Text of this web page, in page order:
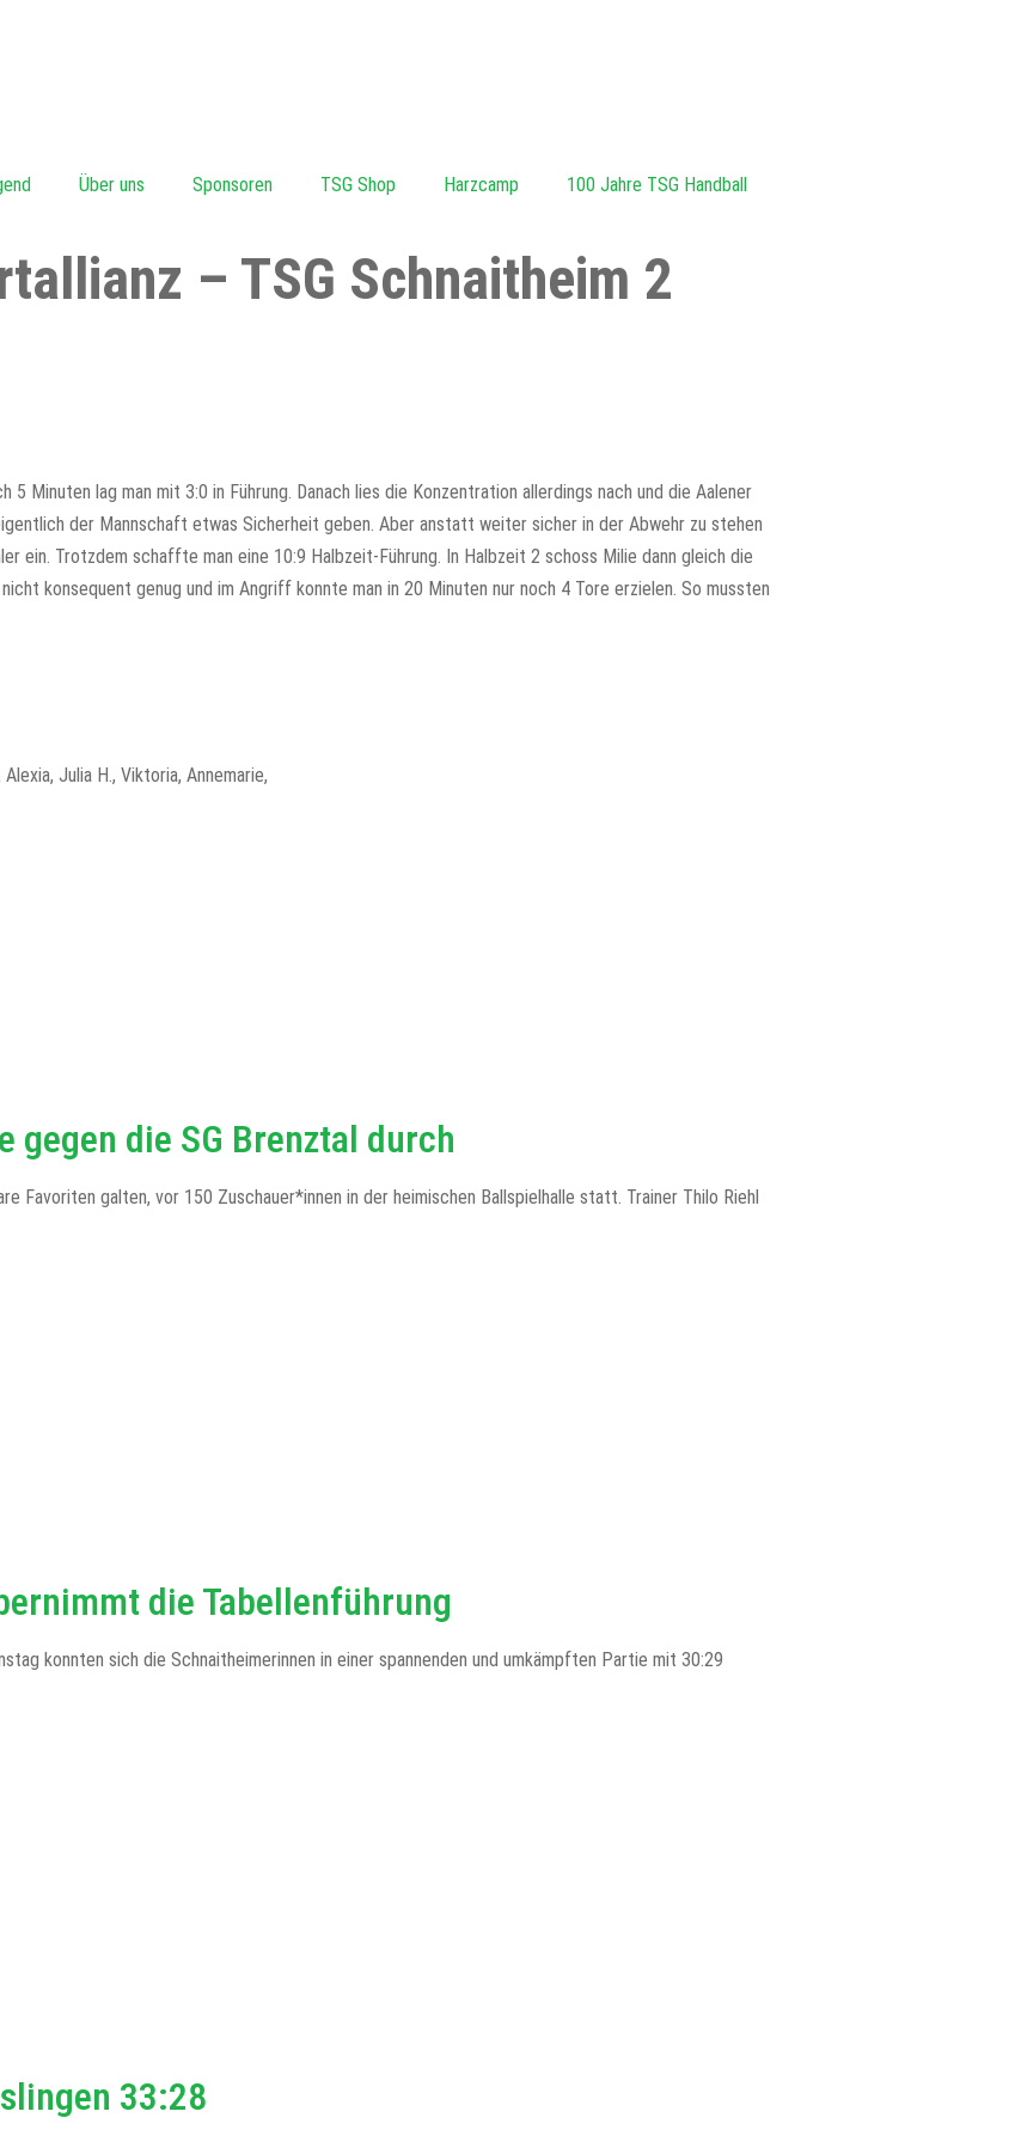
Über uns Sponsoren TSG Shop Harzcamp 100 Jahre TSG Handball
– TSG Schnaitheim 2
Minuten lag man mit 3:0 in Führung. Danach lies die Konzentration allerdings nach und die Aalener
der Mannschaft etwas Sicherheit geben. Aber anstatt weiter sicher in der Abwehr zu stehen
ein. Trotzdem schaffte man eine 10:9 Halbzeit-Führung. In Halbzeit 2 schoss Milie dann gleich die
konsequent genug und im Angriff konnte man in 20 Minuten nur noch 4 Tore erzielen. So mussten
Julia H., Viktoria, Annemarie,
gegen die SG Brenztal durch
Favoriten galten, vor 150 Zuschauer*innen in der heimischen Ballspielhalle statt. Trainer Thilo Riehl
die Tabellenführung
konnten sich die Schnaitheimerinnen in einer spannenden und umkämpften Partie mit 30:29
33:28